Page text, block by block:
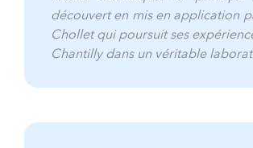
découvert en mis en application
Chollet qui poursuit ses
Chantilly dans un véritable